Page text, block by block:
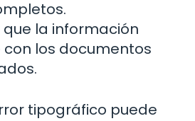
la información
con los documentos
tipográfico puede